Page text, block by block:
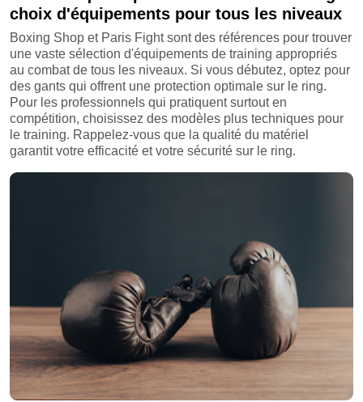
choix d'équipements pour tous les niveaux
Boxing Shop et Paris Fight sont des références pour trouver
une vaste sélection d'équipements de training appropriés
au combat de tous les niveaux. Si vous débutez, optez pour
des gants qui offrent une protection optimale sur le ring.
Pour les professionnels qui pratiquent surtout en
compétition, choisissez des modèles plus techniques pour
le training. Rappelez-vous que la qualité du matériel
garantit votre efficacité et votre sécurité sur le ring.